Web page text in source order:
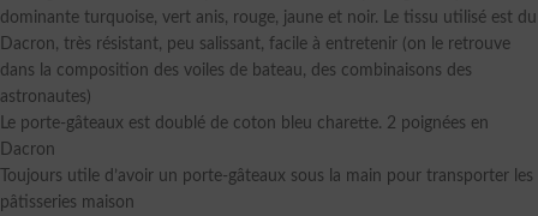
dominante turquoise, vert anis, rouge, jaune et noir. Le tissu utilisé est du
Dacron, très résistant, peu salissant, facile à entretenir (on le retrouve
dans la composition des voiles de bateau, des combinaisons des
astronautes)
Le porte-gâteaux est doublé de coton bleu charette. 2 poignées en
Dacron
Toujours utile d’avoir un porte-gâteaux sous la main pour transporter les
pâtisseries maison